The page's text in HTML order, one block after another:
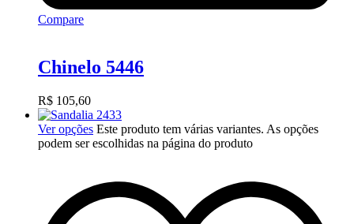
Compare
Chinelo 5446
R$ 105,60
Ver opções Este produto tem várias variantes. As opções
podem ser escolhidas na página do produto